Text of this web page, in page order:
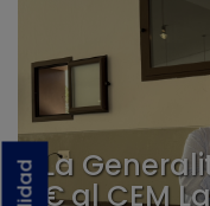
La
€ al CEM